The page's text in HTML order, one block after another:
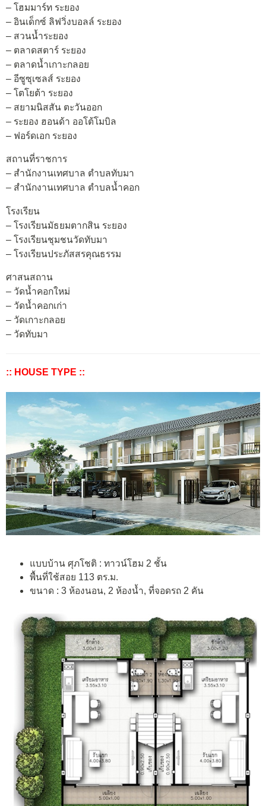
– โฮมมาร์ท ระยอง
– อินเด็กซ์ ลิฟวิ่งบอลล์ ระยอง
– สวนน้ำระยอง
– ตลาดสตาร์ ระยอง
– ตลาดน้ำเกาะกลอย
– อีซูซุเซลส์ ระยอง
– โตโยต้า ระยอง
– สยามนิสสัน ตะวันออก
– ระยอง ฮอนด้า ออโต้โมบิล
– ฟอร์ดเอก ระยอง
สถานที่ราชการ
– สำนักงานเทศบาล ตำบลทับมา
– สำนักงานเทศบาล ตำบลน้ำคอก
โรงเรียน
– โรงเรียนมัธยมตากสิน ระยอง
– โรงเรียนชุมชนวัดทับมา
– โรงเรียนประภัสสรคุณธรรม
ศาสนสถาน
– วัดน้ำคอกใหม่
– วัดน้ำคอกเก่า
– วัดเกาะกลอย
– วัดทับมา
:: HOUSE TYPE ::
แบบบ้าน ศุภโชติ : ทาวน์โฮม 2 ชั้น
พื้นที่ใช้สอย 113 ตร.ม.
ขนาด : 3 ห้องนอน, 2 ห้องน้ำ, ที่จอดรถ 2 คัน